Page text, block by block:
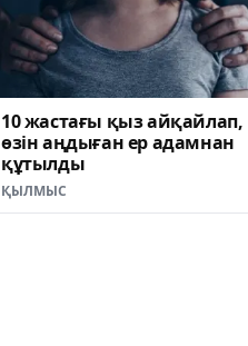
10 жастағы қыз айқайлап,
өзін аңдыған ер адамнан
құтылды
ҚЫЛМЫС